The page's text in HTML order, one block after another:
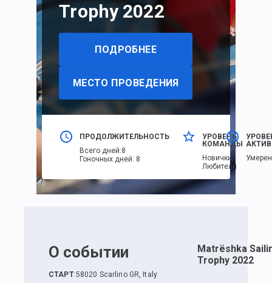
Trophy 2022
ПОДРОБНЕЕ
МЕСТО ПРОВЕДЕНИЯ
ПРОДОЛЖИТЕЛЬНОСТЬ
Всего дней:8
Гоночных дней: 8
УРОВЕНЬ
КОМАНДЫ
Новички,
Любители
О событии
СТАРТ:58020 Scarlino GR, Italy
Matrёshka
Trophy 2022